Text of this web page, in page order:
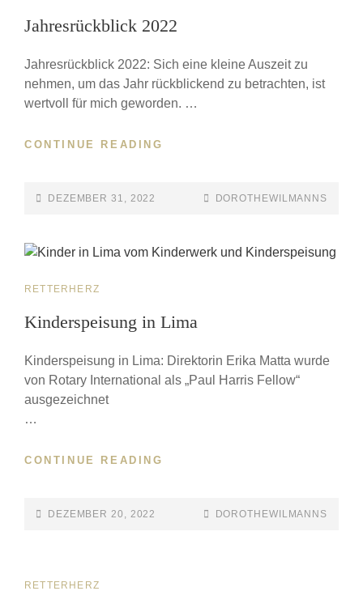
Jahresrückblick 2022
Jahresrückblick 2022: Sich eine kleine Auszeit zu
nehmen, um das Jahr rückblickend zu betrachten, ist
wertvoll für mich geworden. …
CONTINUE READING
DEZEMBER 31, 2022 DOROTHEWILMANNS
RETTERHERZ
Kinderspeisung in Lima
Kinderspeisung in Lima: Direktorin Erika Matta wurde
von Rotary International als „Paul Harris Fellow“
ausgezeichnet
…
CONTINUE READING
DEZEMBER 20, 2022 DOROTHEWILMANNS
RETTERHERZ